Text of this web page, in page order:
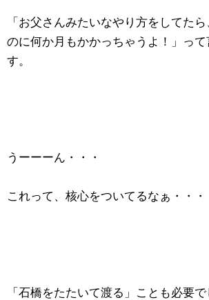
「お父さんみたいなやり方をしてた
のに何か月もかかっちゃうよ！」って
す。
うーーーん・・・
これって、核心をついてるなぁ・・・
「石橋をたたいて渡る」ことも必要